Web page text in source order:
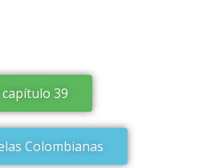
39
Colombianas